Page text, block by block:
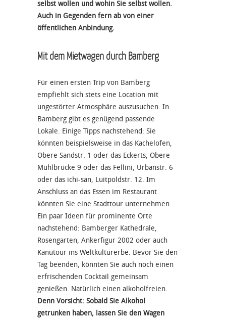
selbst wollen und wohin Sie selbst wollen.
Auch in Gegenden fern ab von einer
öffentlichen Anbindung.
Mit dem Mietwagen durch Bamberg
Für einen ersten Trip von Bamberg
empfiehlt sich stets eine Location mit
ungestörter Atmosphäre auszusuchen. In
Bamberg gibt es genügend passende
Lokale. Einige Tipps nachstehend: Sie
könnten beispielsweise in das Kachelofen,
Obere Sandstr. 1 oder das Eckerts, Obere
Mühlbrücke 9 oder das Fellini, Urbanstr. 6
oder das ichi-san, Luitpoldstr. 12. Im
Anschluss an das Essen im Restaurant
könnten Sie eine Stadttour unternehmen.
Ein paar Ideen für prominente Orte
nachstehend: Bamberger Kathedrale,
Rosengarten, Ankerfigur 2002 oder auch
Kanutour ins Weltkulturerbe. Bevor Sie den
Tag beenden, könnten Sie auch noch einen
erfrischenden Cocktail gemeinsam
genießen. Natürlich einen alkoholfreien.
Denn Vorsicht: Sobald Sie Alkohol
getrunken haben, lassen Sie den Wagen